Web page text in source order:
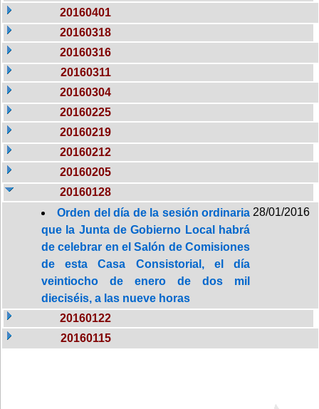
20160401
20160318
20160316
20160311
20160304
20160225
20160219
20160212
20160205
20160128
Orden del día de la sesión ordinaria
que la Junta de Gobierno Local habrá
de celebrar en el Salón de Comisiones
de esta Casa Consistorial, el día
veintiocho de enero de dos mil
dieciséis, a las nueve horas
28/01/2016
20160122
20160115